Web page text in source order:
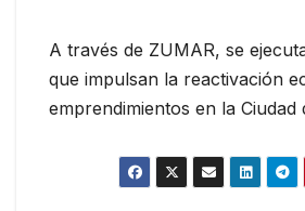
A través de ZUMAR, se
que impulsan la reactivación
emprendimientos en la Ciudad